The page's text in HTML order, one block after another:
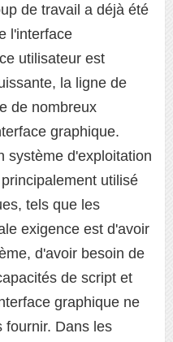
de travail a déjà été
l'interface
utilisateur est
la ligne de
de nombreux
graphique.
système d'exploitation
utilisé
tels que les
exigence est d'avoir
d'avoir besoin de
de script et
graphique ne
fournir. Dans les